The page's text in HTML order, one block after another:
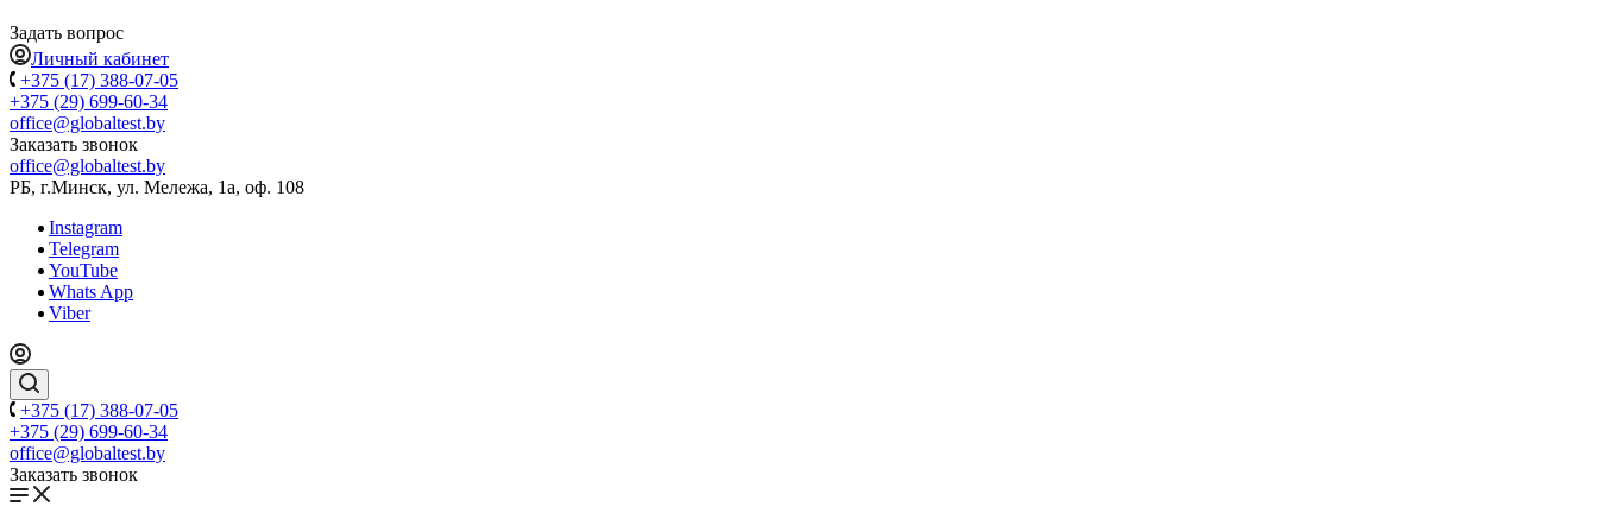
Задать вопрос
Личный кабинет
+375 (17) 388-07-05
+375 (29) 699-60-34
office@globaltest.by
Заказать звонок
office@globaltest.by
РБ, г.Минск, ул. Мележа, 1а, оф. 108
Instagram
Telegram
YouTube
Whats App
Viber
+375 (17) 388-07-05
+375 (29) 699-60-34
office@globaltest.by
Заказать звонок